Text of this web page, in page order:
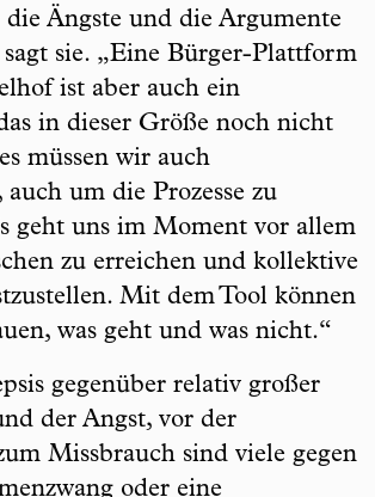
die Ängste und die Argumente
sie. „Eine Bürger-Plattform
ist aber auch ein
in dieser Größe noch nicht
müssen wir auch
auch um die Prozesse zu
geht uns im Moment vor allem
zu erreichen und kollektive
Mit dem Tool können
was geht und was nicht.“
gegenüber relativ großer
der Angst, vor der
Missbrauch sind viele gegen
oder eine